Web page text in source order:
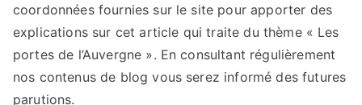
coordonnées fournies sur le site pour apporter des
explications sur cet article qui traite du thème « Les
portes de l’Auvergne ». En consultant régulièrement
nos contenus de blog vous serez informé des futures
parutions.